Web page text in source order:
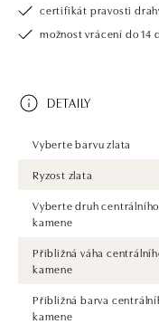
certifikát pravosti
možnost vrácení do 14
DETAILY
Vyberte barvu zlata
Ryzost zlata
Vyberte druh centrálního
kamene
Přibližná váha
kamene
Přibližná barva
kamene